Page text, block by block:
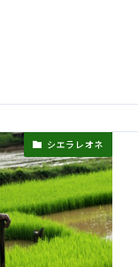
シエラレオネ